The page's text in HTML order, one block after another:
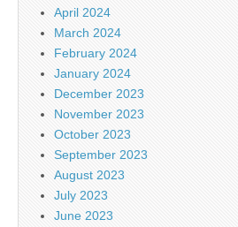
April 2024
March 2024
February 2024
January 2024
December 2023
November 2023
October 2023
September 2023
August 2023
July 2023
June 2023